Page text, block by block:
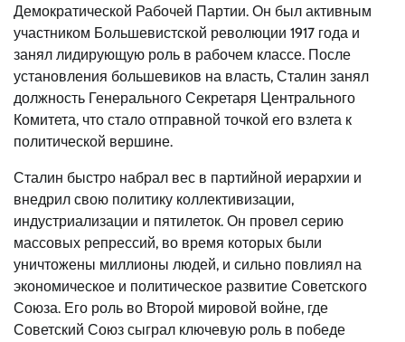
Демократической Рабочей Партии. Он был активным
участником Большевистской революции 1917 года и
занял лидирующую роль в рабочем классе. После
установления большевиков на власть, Сталин занял
должность Генерального Секретаря Центрального
Комитета, что стало отправной точкой его взлета к
политической вершине.
Сталин быстро набрал вес в партийной иерархии и
внедрил свою политику коллективизации,
индустриализации и пятилеток. Он провел серию
массовых репрессий, во время которых были
уничтожены миллионы людей, и сильно повлиял на
экономическое и политическое развитие Советского
Союза. Его роль во Второй мировой войне, где
Советский Союз сыграл ключевую роль в победе